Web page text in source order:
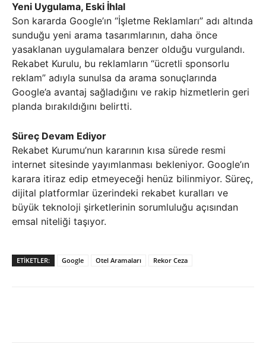
Yeni Uygulama, Eski İhlal
Son kararda Google’ın “İşletme Reklamları” adı altında
sunduğu yeni arama tasarımlarının, daha önce
yasaklanan uygulamalara benzer olduğu vurgulandı.
Rekabet Kurulu, bu reklamların “ücretli sponsorlu
reklam” adıyla sunulsa da arama sonuçlarında
Google’a avantaj sağladığını ve rakip hizmetlerin geri
planda bırakıldığını belirtti.
Süreç Devam Ediyor
Rekabet Kurumu’nun kararının kısa sürede resmi
internet sitesinde yayımlanması bekleniyor. Google’ın
karara itiraz edip etmeyeceği henüz bilinmiyor. Süreç,
dijital platformlar üzerindeki rekabet kuralları ve
büyük teknoloji şirketlerinin sorumluluğu açısından
emsal niteliği taşıyor.
ETIKETLER: Google Otel Aramaları Rekor Ceza